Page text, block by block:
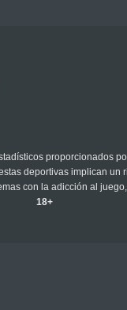
proporcionados
deportivas implican
con la adicción al
18+